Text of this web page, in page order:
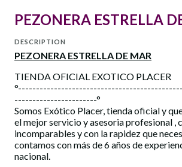
PEZONERA ESTRELLA
DESCRIPTION
PEZONERA ESTRELLA DE MAR
TIENDA OFICIAL EXOTICO PLACER
-----------------------°
Somos Exótico Placer, tienda oficial y
el mejor servicio y asesoria profesional ,
incomparables y con la rapidez que
contamos con más de 6 años de
nacional.